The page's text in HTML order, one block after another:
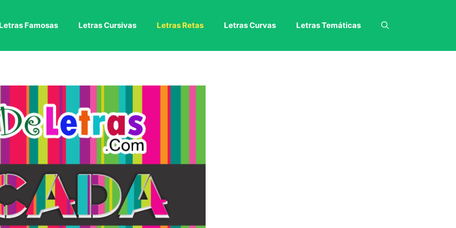
Letras Famosas Letras Cursivas Letras Retas Letras Curvas Letras Temáticas